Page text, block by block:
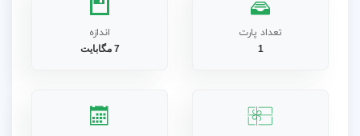
تعداد پارت
1
اندازه
7 مگابایت